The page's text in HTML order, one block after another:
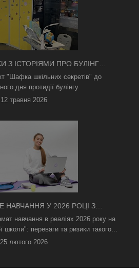
З ІСТОРІЯМИ ПРО БУЛІНГ
В КИЄВІ
"Шафка шкільних секретів" до
дня протидії булінгу
12 травня 2026
НАВЧАННЯ У 2026 РОЦІ З
СВІТЛА: ЯК АСИНХРОННИЙ
ОСВІТНІЙ ПРОЦЕС
навчання в реаліях 2026 року на
школи": переваги та ризики такого...
25 лютого 2026